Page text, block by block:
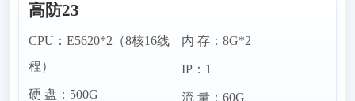
高防23
CPU：E5620*2（8核16线
程）
硬 盘：500G
内 存：8G*2
IP：1
流 量：60G